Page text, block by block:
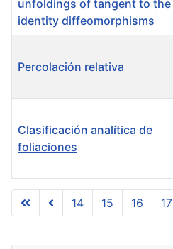
Articles
unfoldings of tangent to the
identity diffeomorphisms
Percolación relativa
Clasificación analítica de
foliaciones
14 15 16 17